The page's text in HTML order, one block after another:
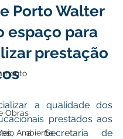
Obras
Ambiente
Porto Walter
espaço para
prestação
a qualidade dos
prestados aos
a Secretaria de